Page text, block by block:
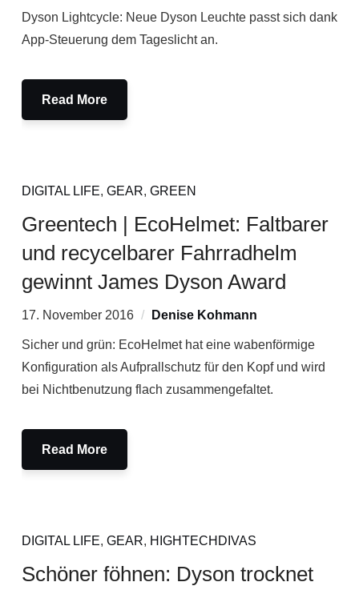
Dyson Lightcycle: Neue Dyson Leuchte passt sich dank
App-Steuerung dem Tageslicht an.
Read More
DIGITAL LIFE, GEAR, GREEN
Greentech | EcoHelmet: Faltbarer
und recycelbarer Fahrradhelm
gewinnt James Dyson Award
17. November 2016 Denise Kohmann
Sicher und grün: EcoHelmet hat eine wabenförmige
Konfiguration als Aufprallschutz für den Kopf und wird
bei Nichtbenutzung flach zusammengefaltet.
Read More
DIGITAL LIFE, GEAR, HIGHTECHDIVAS
Schöner föhnen: Dyson trocknet